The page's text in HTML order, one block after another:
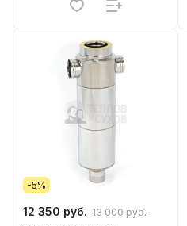
-5%
12 350 руб. 13 000 руб.